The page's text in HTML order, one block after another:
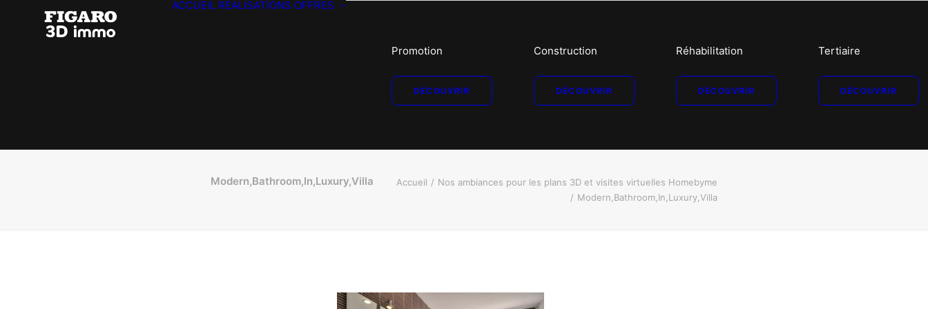
ACCUEIL RÉALISATIONS OFFRES
Promotion
DÉCOUVRIR
Construction
DÉCOUVRIR
Réhabilitation
DÉCOUVRIR
Tertiaire
DÉCOUVRIR
Modern,Bathroom,In,Luxury,Villa Accueil
Nos ambiances pour les plans 3D et visites virtuelles Homebyme
Modern,Bathroom,In,Luxury,Villa